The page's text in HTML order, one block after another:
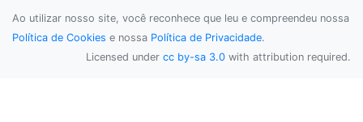
Ao utilizar nosso site, você reconhece que leu e compreendeu nossa
Política de Cookies e nossa Política de Privacidade.
Licensed under cc by-sa 3.0 with attribution required.